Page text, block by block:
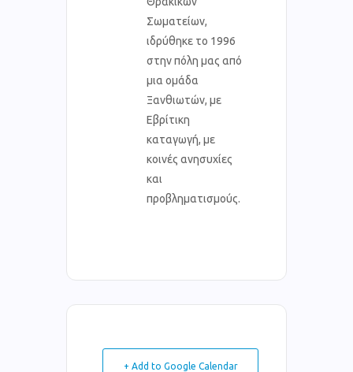
Σωματείων,
ιδρύθηκε το 1996
στην πόλη μας από
μια ομάδα
Ξανθιωτών, με
Εβρίτικη
καταγωγή, με
κοινές ανησυχίες
και
προβληματισμούς.
+ Add to Google Calendar